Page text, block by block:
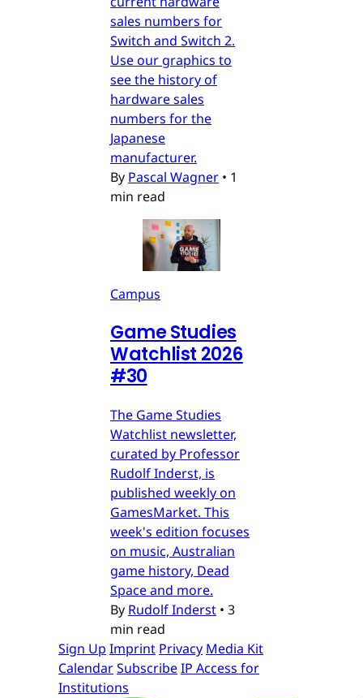
sales numbers for
Switch and Switch 2.
Use our graphics to
see the history of
hardware sales
numbers for the
Japanese
manufacturer.
By Pascal Wagner • 1
min read
Campus
Game Studies
Watchlist 2026
#30
The Game Studies
Watchlist newsletter,
curated by Professor
Rudolf Inderst, is
published weekly on
GamesMarket. This
week's edition focuses
on music, Australian
game history, Dead
Space and more.
By Rudolf Inderst • 3
min read
Sign Up Imprint Privacy Media Kit
CalendarSubscribeIP Access for
Institutions